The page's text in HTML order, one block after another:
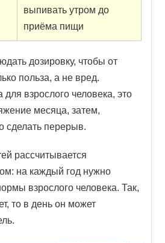
выпивать утром до
приёма пищи
дозировку, чтобы от
польза, а не вред.
взрослого человека, это
месяца, затем,
сделать перерыв.
рассчитывается
на каждый год нужно
взрослого человека. Так,
то в день он может